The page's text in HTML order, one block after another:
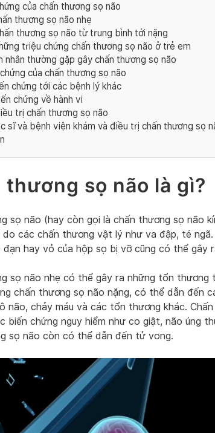
của chấn thương sọ não
thương sọ não nhẹ
thương sọ não từ trung bình tới nặng
triệu chứng chấn thương sọ não ở trẻ em
nhân thường gặp gây chấn thương sọ não
của chấn thương sọ não
chứng tới các bệnh lý khác
chứng về hành vi
trị chấn thương sọ não
sĩ và bệnh viện khám và điều trị chấn thương sọ
thương sọ não là gì?
sọ não (hay còn gọi là chấn thương sọ não
các chấn thương vật lý như va đập, té
đạn hay vỏ của hộp sọ bị vỡ cũng có thể gây
sọ não nhẹ có thể gây ra những tổn thương
chấn thương sọ não nặng, có thể dẫn đến
não, chảy máu và các tổn thương khác.
biến chứng nguy hiểm như co giật, não úng
sọ não còn có thể dẫn đến tử vong.